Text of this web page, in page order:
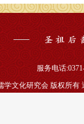
服务电话
学文化研究会 版权所